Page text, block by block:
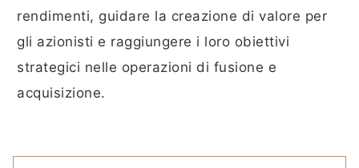
rendimenti, guidare la creazione di valore per
gli azionisti e raggiungere i loro obiettivi
strategici nelle operazioni di fusione e
acquisizione.